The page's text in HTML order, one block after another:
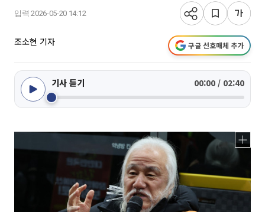
입력 2026-05-20 14:12
조소현 기자 구글 선호매체 추가
기사 듣기 00:00 / 02:40